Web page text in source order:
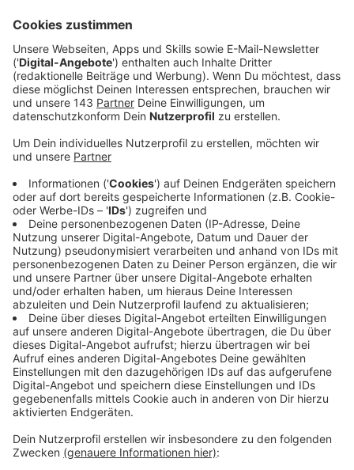
gesucht. Die Ausbildungen beginnen im August und
September des kommenden Jahres. Alle freien
Stellen und weitere Infos:
Studien- und Ausbildungsgänge 2025 bei der Stadt
Witten:
Gärtnerin oder Gärtner mit der Fachrichtung
Garten- und Landschaftsbau – 2 Plätze
Fachinformatikerin / Fachinformatiker,
Fachrichtung Anwendungsentwicklung – 1 Platz
Fachinformatikerin / Fachinformatiker,
Fachrichtung Systemintegration – 2 Plätze
Praxisintegrierte Ausbildung (PiA) zur staatlich
anerkannten Erzieherin / Erzieher, Offener
Ganztag (OGS) – 3 Plätze
anerkannten Kinderpflegerin /Kinderpfleger – 8